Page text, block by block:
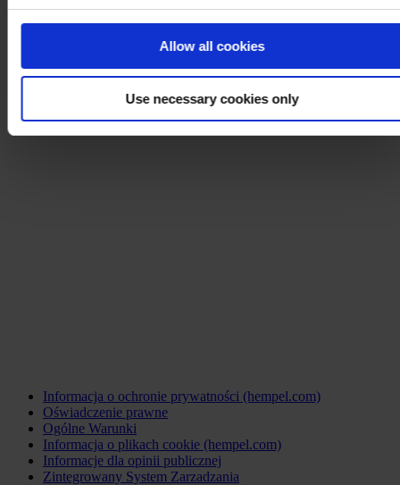
Allow all cookies
Use necessary cookies only
Informacja o ochronie prywatności (hempel.com)
Oświadczenie prawne
Ogólne Warunki
Informacja o plikach cookie (hempel.com)
Informacje dla opinii publicznej
Zintegrowany System Zarzadzania